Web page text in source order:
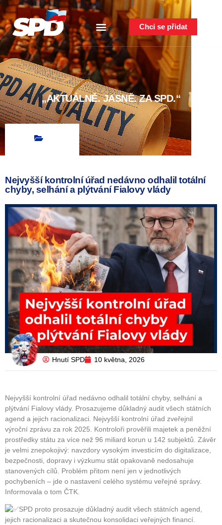
Chci se přidat
„AKTUÁLNĚ. JASNĚ. ZA SPD.“
Nejvyšší kontrolní úřad nedávno odhalil totální
chyby, selhání a plýtvání Fialovy vlády
Hnutí SPD 10 května, 2026
Nejvyšší kontrolní úřad nedávno odhalil totální chyby, selhání a
plýtvání Fialovy vlády. Prosazujeme důkladný audit všech státních
agend a jejich racionalizaci. Nejvyšší kontrolní úřad zveřejnil
výroční zprávu za rok 2025. Kontroloři prověřili majetek a peněžní
prostředky státu za více než 96 miliard korun u 142 subjektů. Závěr
je velmi znepokojivý: navzdory vysokým investicím do digitalizace,
bezpečnosti, dopravy i výzkumu stát opakovaně nedosahuje
stanovených cílů. Problém přitom není jen v jednotlivých
pochybeních – jde o nastavení celého systému veřejné správy.
Informovala o tom ČTK.
SPD proto prosazuje důkladný audit všech státních agend,
jejich racionalizaci a skutečnou konsolidaci veřejných financí.